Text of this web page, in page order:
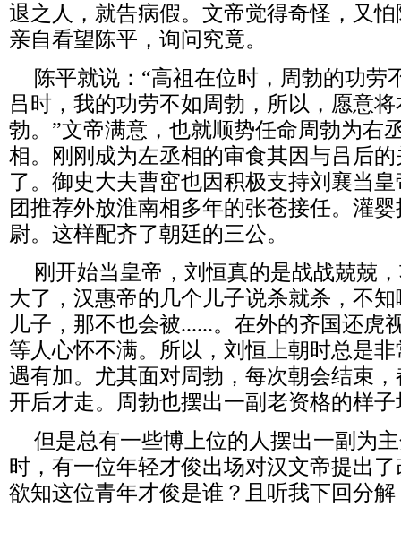
退之人，就告病假。文帝觉得奇怪，又
亲自看望陈平，询问究竟。
陈平就说：“高祖在位时，周勃的功劳
吕时，我的功劳不如周勃，所以，愿意
勃。”文帝满意，也就顺势任命周勃为右
相。刚刚成为左丞相的审食其因与吕后
了。御史大夫曹窋也因积极支持刘襄当
团推荐外放淮南相多年的张苍接任。灌
尉。这样配齐了朝廷的三公。
刚开始当皇帝，刘恒真的是战战兢兢
大了，汉惠帝的几个儿子说杀就杀，不
儿子，那不也会被......。在外的齐国还虎
等人心怀不满。所以，刘恒上朝时总是
遇有加。尤其面对周勃，每次朝会结束
开后才走。周勃也摆出一副老资格的样
但是总有一些博上位的人摆出一副为
时，有一位年轻才俊出场对汉文帝提出
欲知这位青年才俊是谁？且听我下回分